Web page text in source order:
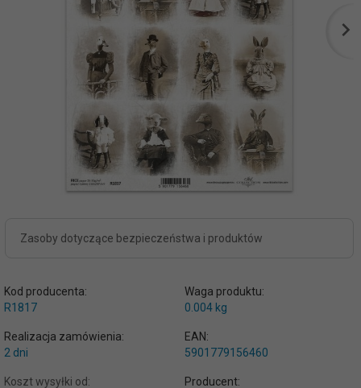
Zasoby dotyczące bezpieczeństwa i produktów
Kod producenta:
R1817
Waga produktu:
0.004 kg
Realizacja zamówienia:
2 dni
EAN:
5901779156460
Koszt wysyłki od:
Producent: